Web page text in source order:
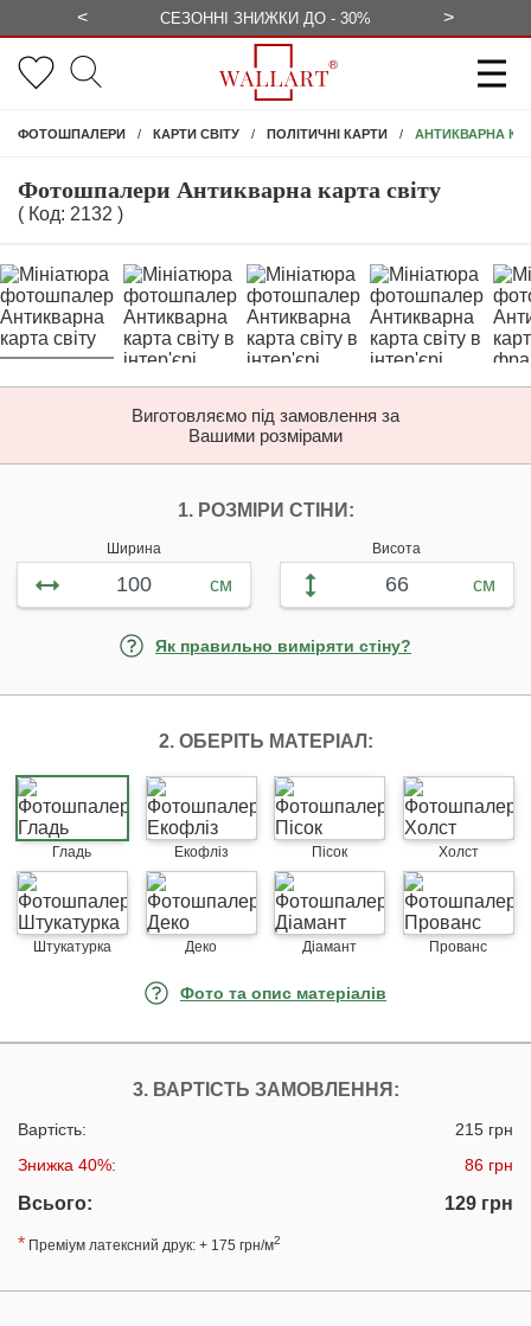
< СЕЗОННІ ЗНИЖКИ ДО - 30% >
ФОТОШПАЛЕРИ КАРТИ СВІТУ ПОЛІТИЧНІ КАРТИ АНТИКВАРНА
Фотошпалери Антикварна карта світу
( Код: 2132 )
Виготовляємо під замовлення за
Вашими розмірами
1. РОЗМІРИ СТІНИ:
Ширина
см
Висота
см
Як правильно виміряти стіну?
2. ОБЕРІТЬ МАТЕРІАЛ:
Гладь Екофліз Пісок Холст
Штукатурка Деко Діамант Прованс
Фото та опис матеріалів
3. ВАРТІСТЬ ЗАМОВЛЕННЯ:
Вартість:
215 грн
Знижка 40%:
86 грн
Всього:
129 грн
* Преміум латексний друк: + 175 грн/м2